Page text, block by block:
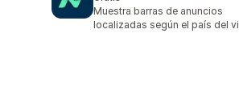
Muestra barras de anuncios
localizadas según el país del